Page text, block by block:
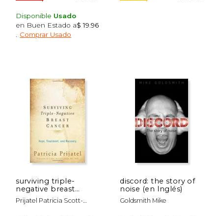
50%
Disponible Usado
en Buen Estado a$ 19.96
Comprar Usado
6%
dcto.
surviving triple-
negative breast
cancer: hope
treatment and
Prijatel Patricia Scott-
discord: the story of
noise (en Inglés)
Goldsmith Mike